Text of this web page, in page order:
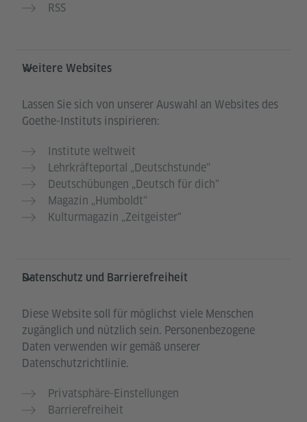
RSS
Weitere Websites
Lassen Sie sich von unserer Auswahl an Websites des
Goethe-Instituts inspirieren:
Institute weltweit
Lehrkräfteportal „Deutschstunde“
Deutschübungen „Deutsch für dich“
Magazin „Humboldt“
Kulturmagazin „Zeitgeister“
Datenschutz und Barrierefreiheit
Diese Website soll für möglichst viele Menschen
zugänglich und nützlich sein. Personenbezogene
Daten verwenden wir gemäß unserer
Datenschutzrichtlinie.
Privatsphäre-Einstellungen
Barrierefreiheit